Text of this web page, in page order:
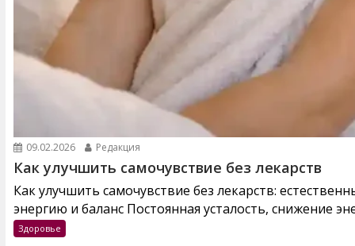
09.02.2026 Редакция
Как улучшить самочувствие без лекарств
Как улучшить самочувствие без лекарств:
энергию и баланс Постоянная усталость, снижение
Здоровье